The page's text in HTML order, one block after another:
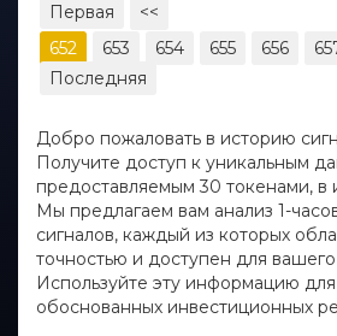
Первая
<<
652
653 654 655 656
Последняя
Добро пожаловать в историю
Получите доступ к уникальным
предоставляемым 30 токенами, в
Мы предлагаем вам анализ 1-
сигналов, каждый из которых
точностью и доступен для
Используйте эту информацию
обоснованных инвестиционных